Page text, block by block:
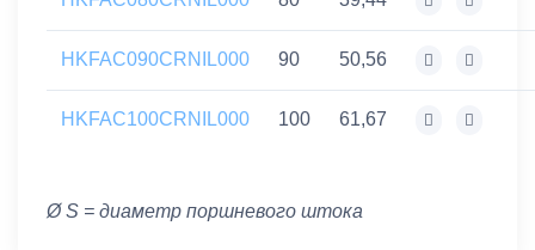
HKFAC090CRNIL000 90 50,56
HKFAC100CRNIL000 100 61,67
Ø S = диаметр поршневого штока